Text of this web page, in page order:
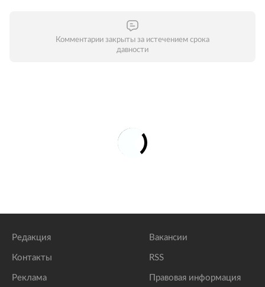
Комментарии закрыты за истечением срока
давности
Редакция
Контакты
Реклама
Вакансии
RSS
Правовая информация